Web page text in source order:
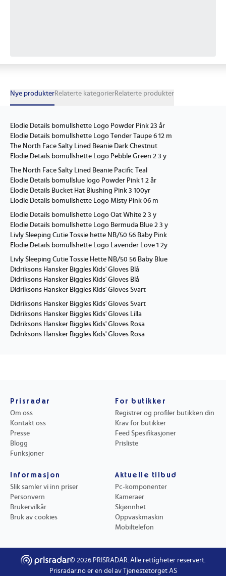
Nye produkterRelaterte kategorierRelaterte produkter
Elodie Details bomullshette Logo Powder Pink 23 år
Elodie Details bomullshette Logo Tender Taupe 6 12 m
The North Face Salty Lined Beanie Dark Chestnut
Elodie Details bomullshette Logo Pebble Green 2 3 y
The North Face Salty Lined Beanie Pacific Teal
Elodie Details bomullslue logo Powder Pink 1 2 år
Elodie Details Bucket Hat Blushing Pink 3 100yr
Elodie Details bomullshette Logo Misty Pink 06 m
Elodie Details bomullshette Logo Oat White 2 3 y
Elodie Details bomullshette Logo Bermuda Blue 2 3 y
Livly Sleeping Cutie Tossie hette NB/50 56 Baby Pink
Elodie Details bomullshette Logo Lavender Love 1 2y
Livly Sleeping Cutie Tossie Hette NB/50 56 Baby Blue
Didriksons Hansker Biggles Kids' Gloves Blå
Didriksons Hansker Biggles Kids' Gloves Blå
Didriksons Hansker Biggles Kids' Gloves Svart
Didriksons Hansker Biggles Kids' Gloves Svart
Didriksons Hansker Biggles Kids' Gloves Lilla
Didriksons Hansker Biggles Kids' Gloves Rosa
Didriksons Hansker Biggles Kids' Gloves Rosa
Prisradar
Om oss
Kontakt oss
Presse
Blogg
Funksjoner
For butikker
Registrer og profiler butikken din
Krav for butikker
Feed Spesifikasjoner
Prisliste
Informasjon
Slik samler vi inn priser
Personvern
Brukervilkår
Bruk av cookies
Aktuelle tilbud
Pc-komponenter
Kameraer
Skjønnhet
Oppvaskmaskin
Mobiltelefon
Prisradar.no er en del av Tjenestetorget AS
© 2026 PRISRADAR. Alle rettigheter reservert.